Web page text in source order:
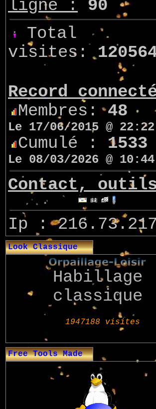
ligne :
90
Total
visites:
Record
Membres:48
Le 17/06/2015 @ 22:22
Cumulé : 1533
Le 08/03/2026 @ 10:44
Contact,
Ip :
Look Classique
Habillage
classique
Free Tools Made